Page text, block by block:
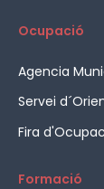
Ocupació
Agencia
Servei
Fira
Formació